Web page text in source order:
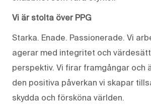
Vi är stolta över PPG
Starka. Enade. Passionerade. Vi
agerar med integritet och
perspektiv. Vi firar framgångar och
den positiva påverkan vi skapar
skydda och försköna världen.